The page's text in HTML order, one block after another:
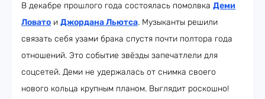
В декабре прошлого года состоялась помолвка Деми
Ловато и Джордана Льютса. Музыканты решили
связать себя узами брака спустя почти полтора года
отношений. Это событие звёзды запечатлели для
соцсетей. Деми не удержалась от снимка своего
нового кольца крупным планом. Выглядит роскошно!